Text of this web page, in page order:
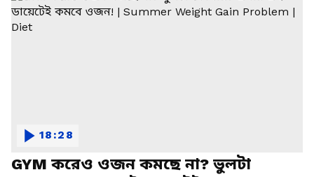
GYM করেও ওজন কমছে না? ভুলটা
18:28